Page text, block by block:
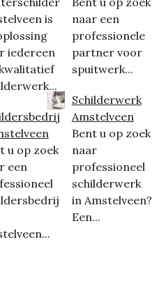
is
iedereen
u op zoek
een
naar een
professionele
partner voor
spuitwerk...
Schilderwerk
Amstelveen
Bent u op zoek
naar
professioneel
schilderwerk
in Amstelveen?
Een...